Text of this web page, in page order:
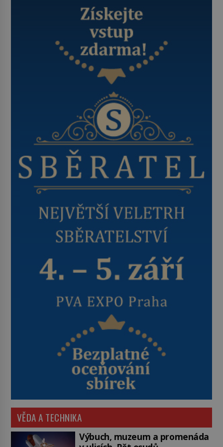
VĚDA A TECHNIKA
Výbuch, muzeum a promenáda